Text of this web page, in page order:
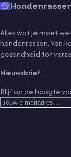
Alles wat je moet
hondenrassen. Van
gezondheid tot
Nieuwsbrief
Blijf op de hoogte